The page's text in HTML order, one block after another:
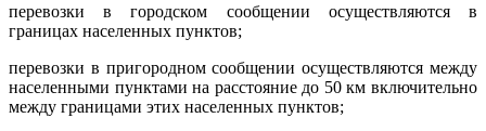
перевозки в городском сообщении осуществляются в
границах населенных пунктов;
перевозки в пригородном сообщении осуществляются между
населенными пунктами на расстояние до 50 км включительно
между границами этих населенных пунктов;